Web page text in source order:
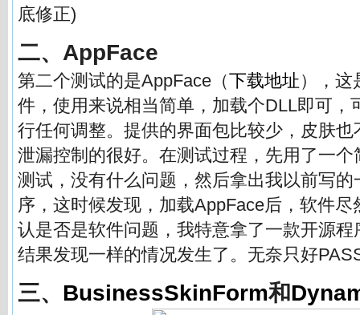
底修正)
二、AppFace
第二个测试的是AppFace（下载地址），这
件，使用来说相当简单，加载个DLL即可，
行任何调整。提供的界面包比较少，皮肤
泄漏控制的很好。在测试过程，先用了一
测试，没有什么问题，然后拿出我以前写
序，这时候发现，加载AppFace后，软件
认是否是软件问题，我特意拿了一款开源
结果发现一样的情况发生了。无奈只好
三、 BusinessSkinForm和